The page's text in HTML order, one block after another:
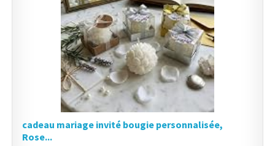
cadeau mariage invité bougie personnalisée,
Rose...